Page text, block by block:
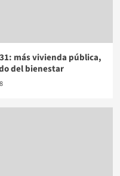
más vivienda pública,
del bienestar